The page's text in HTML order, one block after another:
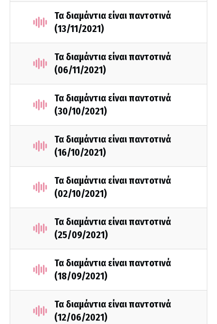
Τα διαμάντια είναι παντοτινά
(13/11/2021)
Τα διαμάντια είναι παντοτινά
(06/11/2021)
Τα διαμάντια είναι παντοτινά
(30/10/2021)
Τα διαμάντια είναι παντοτινά
(16/10/2021)
Τα διαμάντια είναι παντοτινά
(02/10/2021)
Τα διαμάντια είναι παντοτινά
(25/09/2021)
Τα διαμάντια είναι παντοτινά
(18/09/2021)
Τα διαμάντια είναι παντοτινά
(12/06/2021)